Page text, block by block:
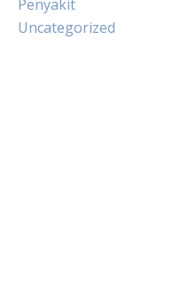
Penyakit
Uncategorized